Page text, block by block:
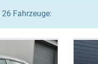
26Fahrzeuge: